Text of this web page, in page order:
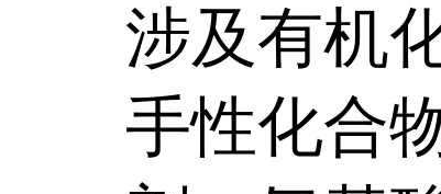
涉及有机
手性化合